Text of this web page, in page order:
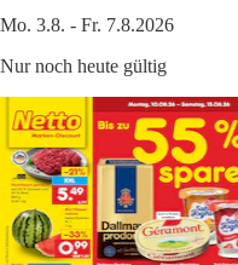
Mo. 3.8. - Fr. 7.8.2026
Nur noch heute gültig